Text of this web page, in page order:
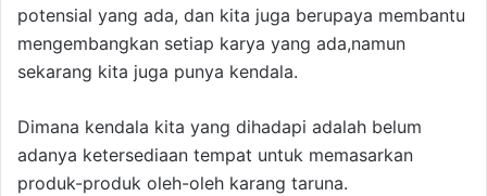
potensial yang ada, dan kita juga berupaya membantu
mengembangkan setiap karya yang ada,namun
sekarang kita juga punya kendala.
Dimana kendala kita yang dihadapi adalah belum
adanya ketersediaan tempat untuk memasarkan
produk-produk oleh-oleh karang taruna.